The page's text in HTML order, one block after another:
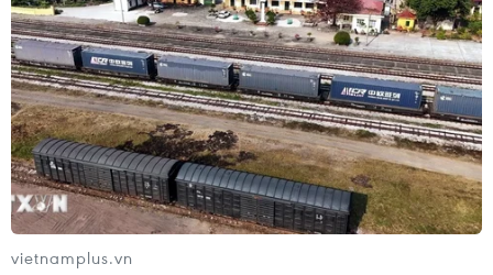
#Chứng khoán #Thị trường châu Âu
#Thị trường Mỹ
#Viêm đường hô hấp cấp
#COVID-19
#Nhà đầu tư
vietnamplus.vn